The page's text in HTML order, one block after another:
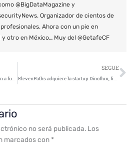
@BigDataMagazine y
Organizador de cientos de
Ahora con un pie en
otro en México… Muy del @GetafeCF
Visa informa de que sus pagos vuelven a funcionar con normalidad después la interrupción que sufrió
SEGUE
ElevenPaths adquiere la startup Dinoflux, finalista del programa de aceleración internacional de INCIBE
no será publicada. Los
marcados con *